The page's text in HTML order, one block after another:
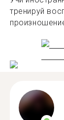
тренируй